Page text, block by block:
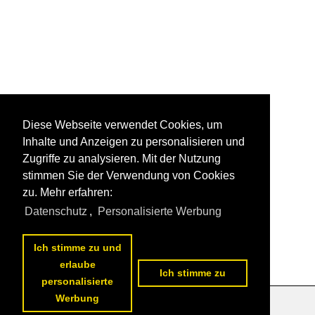
Datenschutzerklärung
Diese Webseite verwendet Cookies, um
Inhalte und Anzeigen zu personalisieren und
Zugriffe zu analysieren. Mit der Nutzung
stimmen Sie der Verwendung von Cookies
zu. Mehr erfahren:
Datenschutz , Personalisierte Werbung
Ich stimme zu und
erlaube
personalisierte
Werbung
Ich stimme zu